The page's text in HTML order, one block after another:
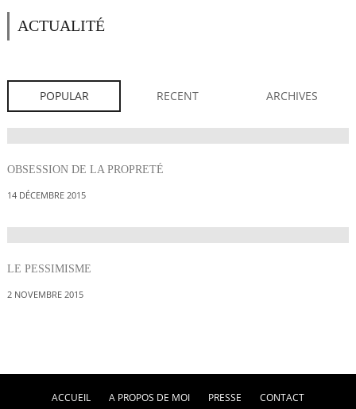
ACTUALITÉ
POPULAR RECENT ARCHIVES
OBSESSION DE LA PROPRETÉ
14 DÉCEMBRE 2015
LE PESSIMISME
2 NOVEMBRE 2015
ACCUEIL A PROPOS DE MOI PRESSE CONTACT